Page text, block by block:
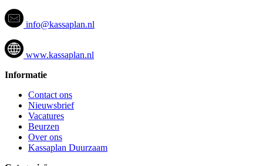
info@kassaplan.nl
www.kassaplan.nl
Informatie
Contact ons
Nieuwsbrief
Vacatures
Beurzen
Over ons
Kassaplan Duurzaam